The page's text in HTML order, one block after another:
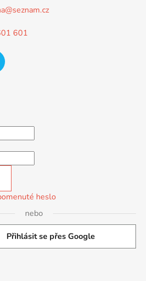
@seznam.cz
601
heslo
nebo
Přihlásit se přes Google